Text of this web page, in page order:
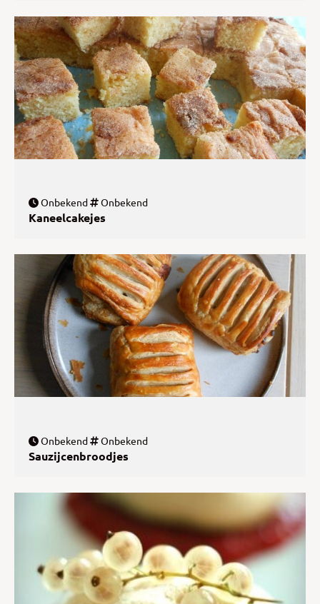
Onbekend Onbekend
Kaneelcakejes
Onbekend Onbekend
Sauzijcenbroodjes